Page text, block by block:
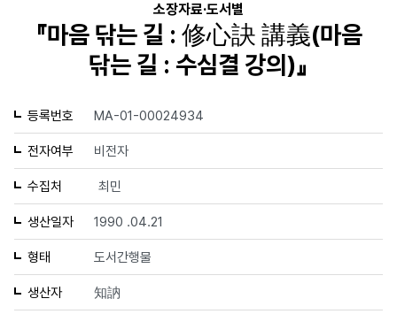
소장자료·도서별
『마음 닦는 길 : 修心訣 講義(마음
닦는 길 : 수심결 강의)』
등록번호 MA-01-00024934
전자여부 비전자
수집처 최민
생산일자 1990 .04.21
형태 도서간행물
생산자 知訥